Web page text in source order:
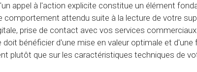
appel à l'action explicite constitue un élément
comportement attendu suite à la lecture de votre
prise de contact avec vos services
doit bénéficier d'une mise en valeur optimale et
plutôt que sur les caractéristiques techniques de